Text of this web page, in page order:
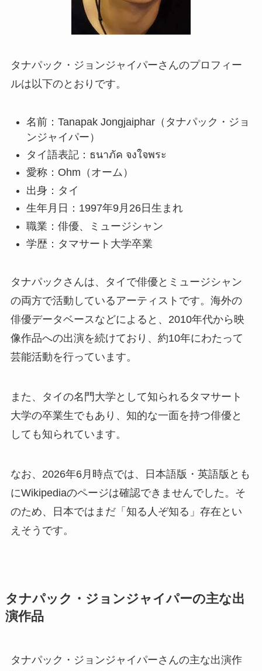
タナパック・ジョンジャイパーさんのプロフィー
ルは以下のとおりです。
名前：Tanapak Jongjaiphar（タナパック・ジョ
ンジャイパー）
タイ語表記：ธนาภัค จงใจพระ
愛称：Ohm（オーム）
出身：タイ
生年月日：1997年9月26日生まれ
職業：俳優、ミュージシャン
学歴：タマサート大学卒業
タナパックさんは、タイで俳優とミュージシャン
の両方で活動しているアーティストです。海外の
俳優データベースなどによると、2010年代から映
像作品への出演を続けており、約10年にわたって
芸能活動を行っています。
また、タイの名門大学として知られるタマサート
大学の卒業生でもあり、知的な一面を持つ俳優と
しても知られています。
なお、2026年6月時点では、日本語版・英語版とも
にWikipediaのページは確認できませんでした。そ
のため、日本ではまだ「知る人ぞ知る」存在とい
えそうです。
タナパック・ジョンジャイパーの主な出
演作品
タナパック・ジョンジャイパーさんの主な出演作